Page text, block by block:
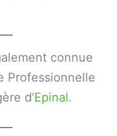
connue
Professionnelle
d’Epinal.